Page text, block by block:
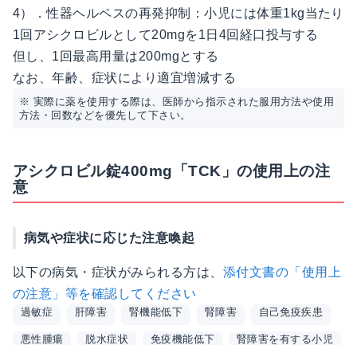
4）．性器ヘルペスの再発抑制：小児には体重1kg当たり
1回アシクロビルとして20mgを1日4回経口投与する
但し、1回最高用量は200mgとする
なお、年齢、症状により適宜増減する
※ 実際に薬を使用する際は、医師から指示された服用方法や使用
方法・回数などを優先して下さい。
アシクロビル錠400mg「TCK」の使用上の注
意
病気や症状に応じた注意喚起
以下の病気・症状がみられる方は、 添付文書の「使用上
の注意」等を確認してください
過敏症 肝障害 腎機能低下 腎障害 自己免疫疾患
悪性腫瘍 脱水症状 免疫機能低下 腎障害を有する小児